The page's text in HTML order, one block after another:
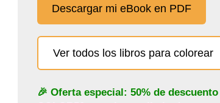
Descargar mi eBook en PDF
Ver todos los libros para colorear
🎉 Oferta especial: 50% de